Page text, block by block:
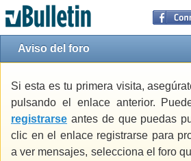
Aviso del foro
Si esta es tu primera visita,
pulsando el enlace anterior.
registrarse antes de que puedas
clic en el enlace registrarse para
a ver mensajes, selecciona el foro